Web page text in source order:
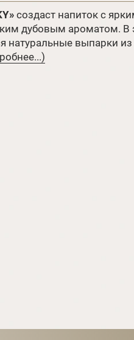
создаст напиток с
дубовым ароматом. В
натуральные выпарки